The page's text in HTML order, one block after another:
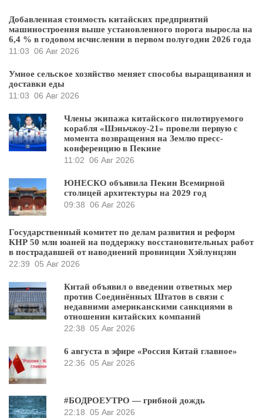
Добавленная стоимость китайских предприятий
машиностроения выше установленного порога выросла на
6,4 % в годовом исчислении в первом полугодии 2026 года
11:03 06 Авг 2026
Умное сельское хозяйство меняет способы выращивания и
доставки еды
11:03 06 Авг 2026
Члены экипажа китайского пилотируемого
корабля «Шэньчжоу-21» провели первую с
момента возвращения на Землю пресс-
конференцию в Пекине
11:02 06 Авг 2026
ЮНЕСКО объявила Пекин Всемирной
столицей архитектуры на 2029 год
09:38 06 Авг 2026
Государственный комитет по делам развития и реформ
КНР 50 млн юаней на поддержку восстановительных работ
в пострадавшей от наводнений провинции Хэйлунцзян
22:39 05 Авг 2026
Китай объявил о введении ответных мер
против Соединённых Штатов в связи с
недавними американскими санкциями в
отношении китайских компаний
22:38 05 Авг 2026
6 августа в эфире «Россия Китай главное»
22:36 05 Авг 2026
#БОДРОЕУТРО — грибной дождь
22:18 05 Авг 2026